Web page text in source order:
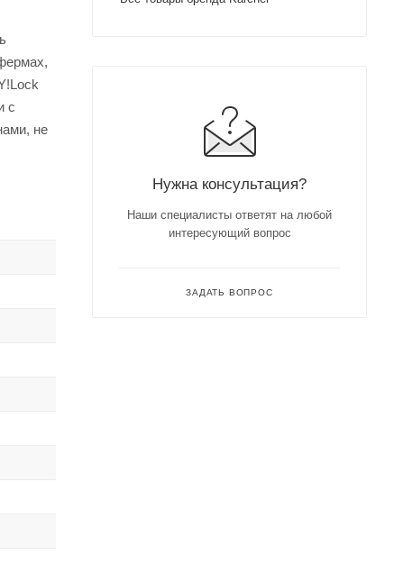
с
не
Нужна консультация?
Наши специалисты ответят на любой
интересующий вопрос
ЗАДАТЬ ВОПРОС